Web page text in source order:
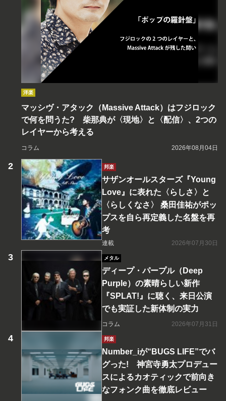
洋楽
マッシヴ・アタック（Massive Attack）はフジロック
で何を問うた? 柴那典が〈現地〉と〈配信〉、2つの
レイヤーから考える
コラム 2026年08月04日
邦楽
サザンオールスターズ『Young
Love』に表れた〈らしさ〉と
〈らしくなさ〉 桑田佳祐がポッ
プスを自ら再定義した名盤を再
考
連載 2026年07月30日
メタル
ディープ・パープル（Deep
Purple）の素晴らしい新作
『SPLAT!』に聴く、来日公演
でも実証した新体制の実力
コラム 2026年07月31日
邦楽
Number_iが“BUGS LIFE”でバ
グった! 神宮寺勇太プロデュー
スによるカオティックで前向き
なフォンク曲を徹底レビュー